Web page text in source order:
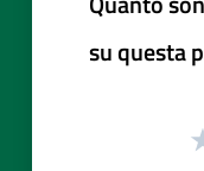
su questa